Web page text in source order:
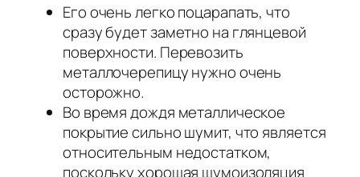
Его очень легко поцарапать, что
сразу будет заметно на глянцевой
поверхности. Перевозить
металлочерепицу нужно очень
осторожно.
Во время дождя металлическое
покрытие сильно шумит, что является
относительным недостатком,
поскольку хорошая шумоизоляция